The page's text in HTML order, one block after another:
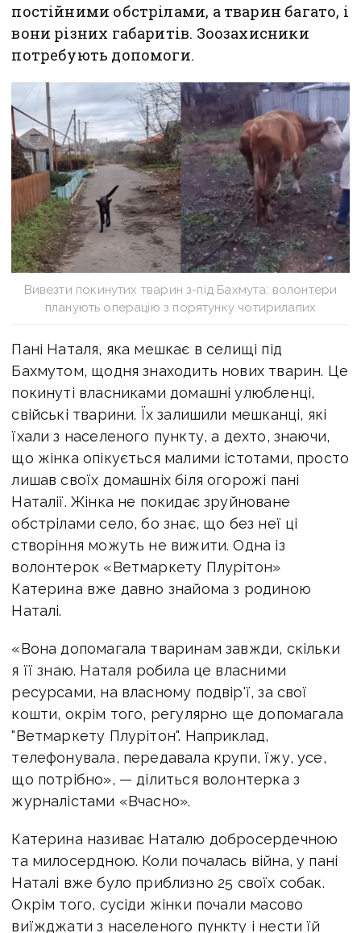
постійними обстрілами, а тварин багато, і
вони різних габаритів. Зоозахисники
потребують допомоги.
Вивезти покинутих тварин з-під Бахмута: волонтери
планують операцію з порятунку чотирилапих
Пані Наталя, яка мешкає в селищі під
Бахмутом, щодня знаходить нових тварин. Це
покинуті власниками домашні улюбленці,
свійські тварини. Їх залишили мешканці, які
їхали з населеного пункту, а дехто, знаючи,
що жінка опікується малими істотами, просто
лишав своїх домашніх біля огорожі пані
Наталії. Жінка не покидає зруйноване
обстрілами село, бо знає, що без неї ці
створіння можуть не вижити. Одна із
волонтерок «Ветмаркету Плурітон»
Катерина вже давно знайома з родиною
Наталі.
«Вона допомагала тваринам завжди, скільки
я її знаю. Наталя робила це власними
ресурсами, на власному подвір'ї, за свої
кошти, окрім того, регулярно ще допомагала
"Ветмаркету Плурітон". Наприклад,
телефонувала, передавала крупи, їжу, усе,
що потрібно», — ділиться волонтерка з
журналістами «Вчасно».
Катерина називає Наталю добросердечною
та милосердною. Коли почалась війна, у пані
Наталі вже було приблизно 25 своїх собак.
Окрім того, сусіди жінки почали масово
виїжджати з населеного пункту і нести їй